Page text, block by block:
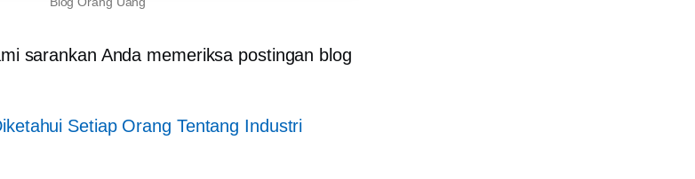
sarankan Anda memeriksa postingan blog
Setiap Orang Tentang Industri